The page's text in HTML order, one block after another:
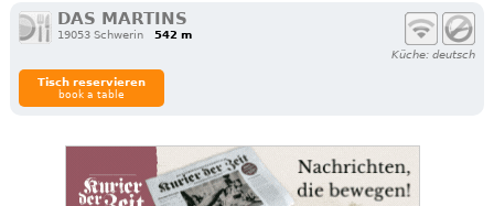
DAS MARTINS
19053 Schwerin
542 m
Küche: deutsch
Tisch reservieren
book a table